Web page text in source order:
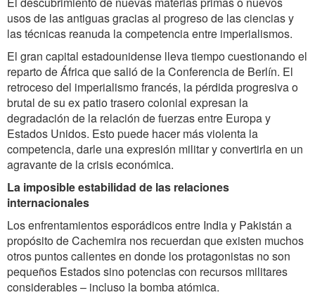
usos de las antiguas gracias al progreso de lasciencias y
lastécnicas reanuda la competencia entre imperialismos.
El gran capital estadounidense lleva tiempo cuestionando el
reparto de África que salió de la Conferencia de Berlín. El
retroceso del imperialismo francés, la pérdida progresiva o
brutal de su ex patio trasero colonial expresan la
degradación de la relación de fuerzas entre Europa y
Estados Unidos. Esto puede hacer más violenta la
competencia, darle una expresión militar y convertirla en un
agravante de la crisis económica.
La imposible estabilidad de las relaciones
internacionales
Los enfrentamientos esporádicos entre India y Pakistán a
propósito de Cachemira nos recuerdan que existen muchos
otros puntos calientes en donde los protagonistas no son
pequeños Estados sino potencias con recursos militares
considerables – incluso la bomba atómica.